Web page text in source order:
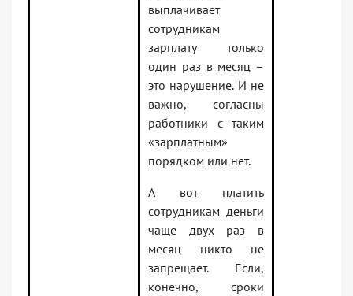
выплачивает
сотрудникам
зарплату только
один раз в месяц –
это нарушение. И не
важно, согласны
работники с таким
«зарплатным»
порядком или нет.
А вот платить
сотрудникам деньги
чаще двух раз в
месяц никто не
запрещает. Если,
конечно, сроки